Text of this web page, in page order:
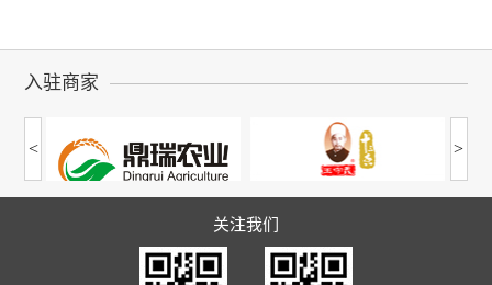
入驻商家
< >
关注我们